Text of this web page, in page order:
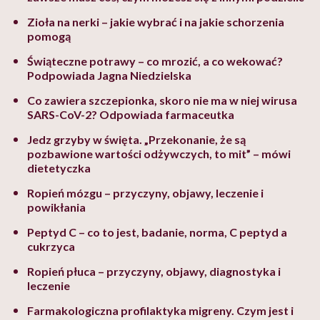
Zioła na nerki – jakie wybrać i na jakie schorzenia
pomogą
Świąteczne potrawy – co mrozić, a co wekować?
Podpowiada Jagna Niedzielska
Co zawiera szczepionka, skoro nie ma w niej wirusa
SARS-CoV-2? Odpowiada farmaceutka
Jedz grzyby w święta. „Przekonanie, że są
pozbawione wartości odżywczych, to mit” – mówi
dietetyczka
Ropień mózgu – przyczyny, objawy, leczenie i
powikłania
Peptyd C – co to jest, badanie, norma, C peptyd a
cukrzyca
Ropień płuca – przyczyny, objawy, diagnostyka i
leczenie
Farmakologiczna profilaktyka migreny. Czym jest i